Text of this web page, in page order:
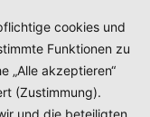
cookies und
Funktionen zu
„Alle akzeptieren“
(Zustimmung).
und die beteiligten